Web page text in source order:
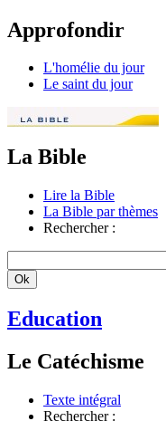
Approfondir
L'homélie du jour
Le saint du jour
La Bible
Lire la Bible
La Bible par thèmes
Rechercher :
Education
Le Catéchisme
Texte intégral
Rechercher :